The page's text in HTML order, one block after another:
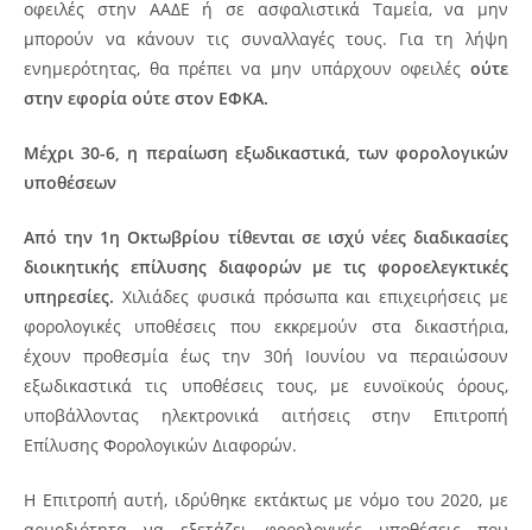
οφειλές στην ΑΑΔΕ ή σε ασφαλιστικά Ταμεία, να μην
μπορούν να κάνουν τις συναλλαγές τους. Για τη λήψη
ενημερότητας, θα πρέπει να μην υπάρχουν οφειλές ούτε
στην εφορία ούτε στον ΕΦΚΑ.
Μέχρι 30-6, η περαίωση εξωδικαστικά, των φορολογικών
υποθέσεων
Από την 1η Οκτωβρίου τίθενται σε ισχύ νέες διαδικασίες
διοικητικής επίλυσης διαφορών με τις φοροελεγκτικές
υπηρεσίες. Χιλιάδες φυσικά πρόσωπα και επιχειρήσεις με
φορολογικές υποθέσεις που εκκρεμούν στα δικαστήρια,
έχουν προθεσμία έως την 30ή Ιουνίου να περαιώσουν
εξωδικαστικά τις υποθέσεις τους, με ευνοϊκούς όρους,
υποβάλλοντας ηλεκτρονικά αιτήσεις στην Επιτροπή
Επίλυσης Φορολογικών Διαφορών.
Η Επιτροπή αυτή, ιδρύθηκε εκτάκτως με νόμο του 2020, με